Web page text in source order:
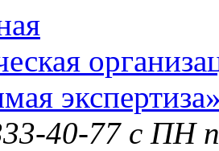
40-77 с ПН